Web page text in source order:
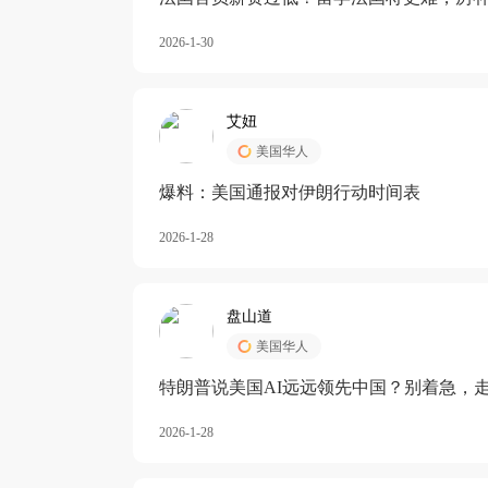
2026-1-30
艾妞
美国华人
爆料：美国通报对伊朗行动时间表
2026-1-28
盘山道
美国华人
特朗普说美国AI远远领先中国？别着急，
2026-1-28